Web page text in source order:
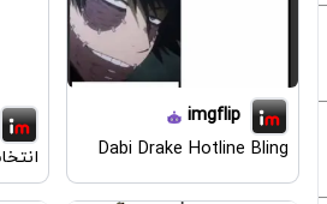
imgflip
Dabi Drake Hotline Bling